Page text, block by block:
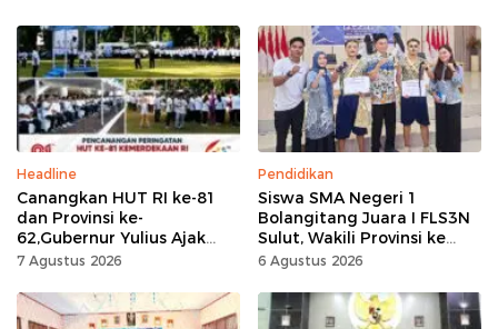
Headline
Canangkan HUT RI ke-81
dan Provinsi ke-
62,Gubernur Yulius Ajak
Seluruh Masyarakat
Kemerdekaan Momentum
Kerja Keras
7 Agustus 2026
Pendidikan
Siswa SMA Negeri 1
Bolangitang Juara I FLS3N
Sulut, Wakili Provinsi ke
Tingkat Nasional
6 Agustus 2026